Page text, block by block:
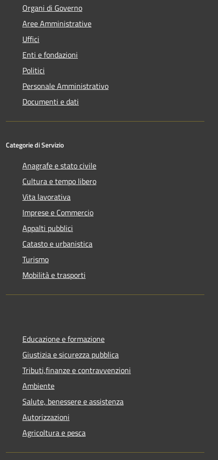
Organi di Governo
Aree Amministrative
Uffici
Enti e fondazioni
Politici
Personale Amministrativo
Documenti e dati
Categorie di Servizio
Anagrafe e stato civile
Cultura e tempo libero
Vita lavorativa
Imprese e Commercio
Appalti pubblici
Catasto e urbanistica
Turismo
Mobilità e trasporti
Educazione e formazione
Giustizia e sicurezza pubblica
Tributi,finanze e contravvenzioni
Ambiente
Salute, benessere e assistenza
Autorizzazioni
Agricoltura e pesca